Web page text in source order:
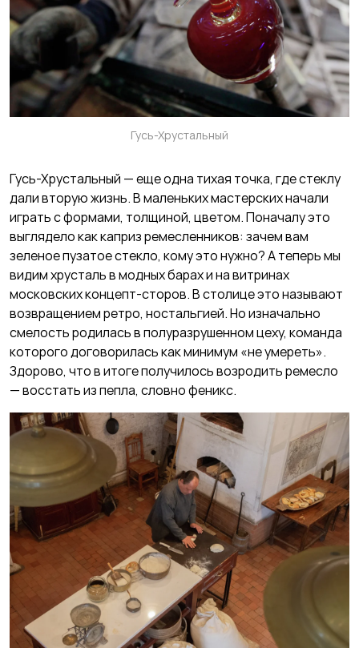
Гусь-Хрустальный
Гусь-Хрустальный — еще одна тихая точка, где стеклу
дали вторую жизнь. В маленьких мастерских начали
играть с формами, толщиной, цветом. Поначалу это
выглядело как каприз ремесленников: зачем вам
зеленое пузатое стекло, кому это нужно? А теперь мы
видим хрусталь в модных барах и на витринах
московских концепт-сторов. В столице это называют
возвращением ретро, ностальгией. Но изначально
смелость родилась в полуразрушенном цеху, команда
которого договорилась как минимум «не умереть».
Здорово, что в итоге получилось возродить ремесло
— восстать из пепла, словно феникс.